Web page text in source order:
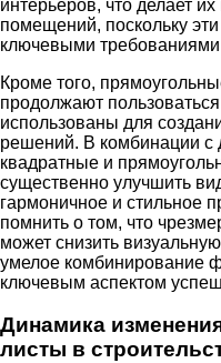
интерьеров, что делает
помещений, поскольку
ключевыми
Кроме того,
продолжают
использованы для
решений. В комбинации с
квадратные и
существенно улучшить
гармоничное и стильное
помнить о том, что
может снизить
умелое комбинирование
ключевым аспектом
Динамика
листы в